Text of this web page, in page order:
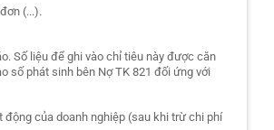
(...).
Số liệu để ghi vào chỉ tiêu này được căn
số phát sinh bên Nợ TK 821 đối ứng với
của doanh nghiệp (sau khi trừ chi phí